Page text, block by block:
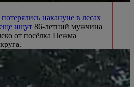
накануне в лесах
ищут 86-летний мужчина
от посёлка Пежма